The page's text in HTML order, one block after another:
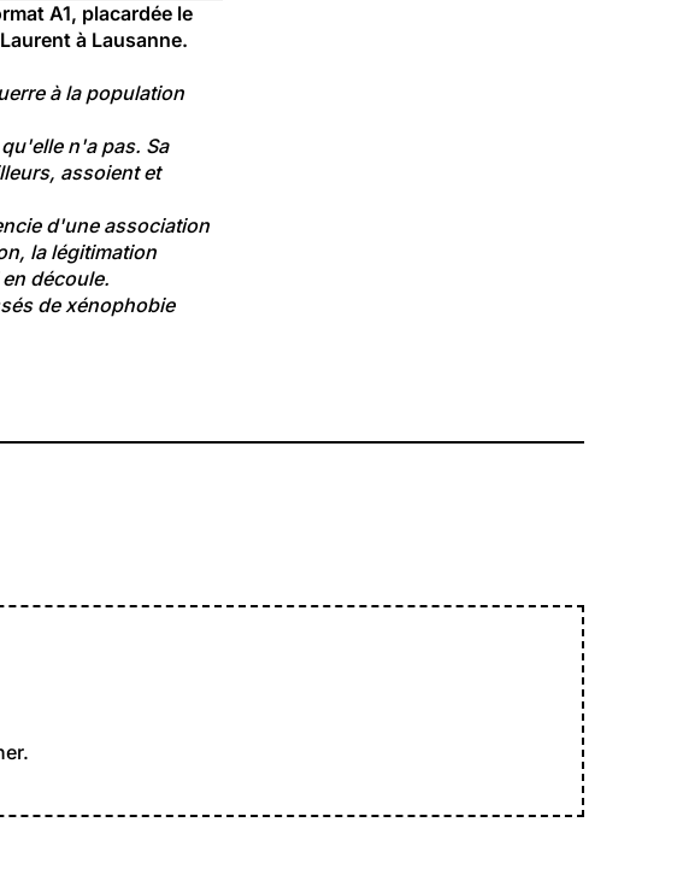
A1, placardée le
à Lausanne.
à la population
n'a pas. Sa
assoient et
d'une association
la légitimation
découle.
de xénophobie